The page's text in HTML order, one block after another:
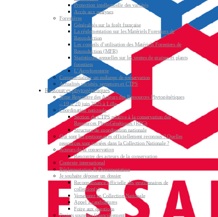
Protection intellectuelle des variétés
Accès aux analyses
Forestières
Généralités sur la forêt française
La réglementation sur les Matériels Forestiers de
Reproduction
Les conseils d’utilisation des Matériels Forestiers de
Reproduction (MFR)
Statistiques annuelles sur les ventes de graines et plants
forestiers
L’Agroforesterie
Commercialiser un mélange de préservation
Actualités variétés, semences et CTPS
Ressources phytogénétiques
3ème Rencontre des Acteurs des Ressources Phytogénétiques
– 19 et 20 juin 2025 à Lille
Coordination nationale
Section du CTPS relative à la conservation des
Ressources PhytoGénétiques (RPG)
Structure de coordination nationale
Qui sont les gestionnaires officiellement reconnus ? Quelles
ressources sont versées dans la Collection Nationale ?
Acteurs de la conservation
Rencontre des acteurs de la conservation
Contexte international
Réglementation & Documentation
Je souhaite déposer un dossier
Reconnaissance officielle des gestionnaires de
collection(s)
Versement en Collection Nationale
Appel à candidatures
Foire aux questions
Projets soutenus financièrement